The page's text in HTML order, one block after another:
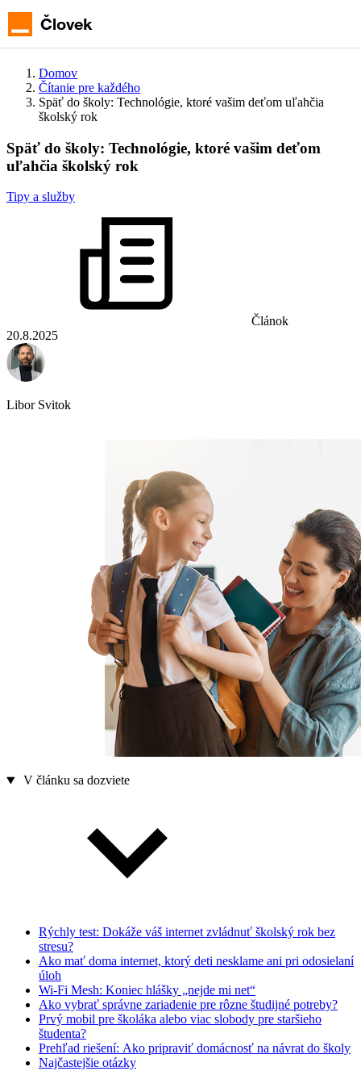
Človek
Domov
Čítanie pre každého
Späť do školy: Technológie, ktoré vašim deťom uľahčia
školský rok
Späť do školy: Technológie, ktoré vašim deťom
uľahčia školský rok
Tipy a služby
Článok
20.8.2025
Libor Svitok
V článku sa dozviete
Rýchly test: Dokáže váš internet zvládnuť školský rok bez
stresu?
Ako mať doma internet, ktorý deti nesklame ani pri odosielaní
úloh
Wi-Fi Mesh: Koniec hlášky „nejde mi net“
Ako vybrať správne zariadenie pre rôzne študijné potreby?
Prvý mobil pre školáka alebo viac slobody pre staršieho
študenta?
Prehľad riešení: Ako pripraviť domácnosť na návrat do školy
Najčastejšie otázky